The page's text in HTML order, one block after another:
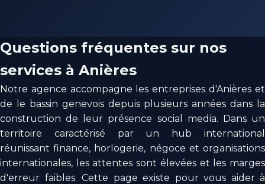
Questions fréquentes sur nos
services à Anières
Notre agence accompagne les entreprises d'Anières et
de le bassin genevois depuis plusieurs années dans la
construction de leur présence social media. Dans un
territoire caractérisé par un hub international
réunissant finance, horlogerie, négoce et organisations
internationales, les attentes sont élevées et les marges
d'erreur faibles. Cette page existe pour vous aider à